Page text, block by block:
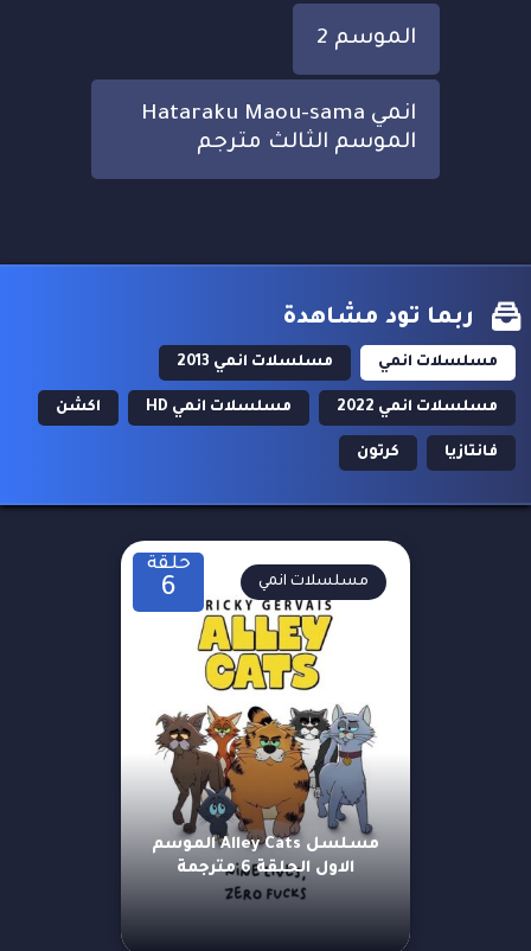
الموسم 2
انمي Hataraku Maou-sama
الموسم الثالث مترجم
ربما تود مشاهدة
مسلسلات انمي مسلسلات انمي 2013
مسلسلات انمي 2022 مسلسلات انمي HD اكشن
فانتازيا كرتون
حلقة
6
مسلسل Alley Cats الموسم
الاول الحلقة 6 مترجمة
مسلسلات انمي